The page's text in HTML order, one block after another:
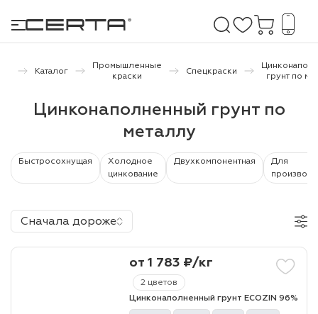
покрытия
металлу
Каталог
Промышленные
краски
Спецкраски
грунт по
Цинконаполненный грунт по
металлу
Быстросохнущая
Холодное
цинкование
Двухкомпонентная
Для
Сначала дороже
2 цветов
от 1 783 ₽/кг
Цинконаполненный грунт ECOZIN 96%